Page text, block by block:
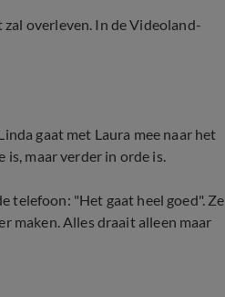
overleven. In de Videoland-
gaat met Laura mee naar het
is, maar verder in orde is.
telefoon: "Het gaat heel goed". Ze
maken. Alles draait alleen maar